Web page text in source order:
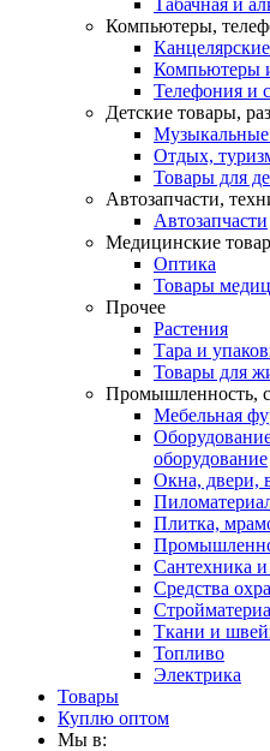
Табачная и
Компьютеры,
Компьютеры
Телефония и
Детские товары,
Музыкальные
Отдых,
Товары для
Автозапчасти,
Автозапчасти
Медицинские
Оптика
Товары
Прочее
Растения
Тара и
Товары для
Промышленность,
Мебельная
оборудование
Окна, двери,
Плитка,
Сантехника
Средства
Ткани и
Топливо
Электрика
Товары
Куплю оптом
Мы в: